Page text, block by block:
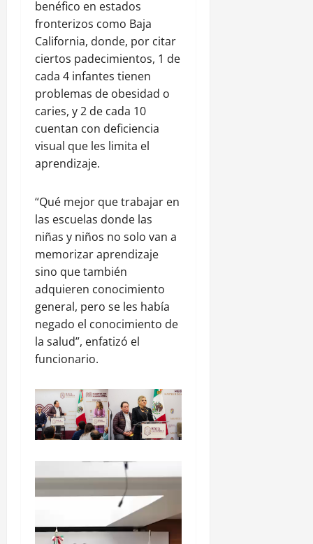
benéfico en estados
fronterizos como Baja
California, donde, por citar
ciertos padecimientos, 1 de
cada 4 infantes tienen
problemas de obesidad o
caries, y 2 de cada 10
cuentan con deficiencia
visual que les limita el
aprendizaje.
“Qué mejor que trabajar en
las escuelas donde las
niñas y niños no solo van a
memorizar aprendizaje
sino que también
adquieren conocimiento
general, pero se les había
negado el conocimiento de
la salud”, enfatizó el
funcionario.